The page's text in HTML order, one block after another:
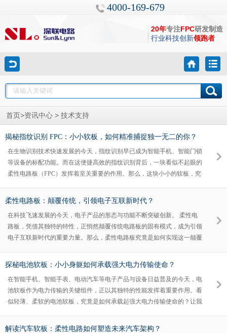
4000-169-679
20年专注FPC研发制造
行业科技创新领跑者
首页 >资讯中心 > 技术支持
揭秘指纹识别 FPC：小小软板，如何精准捕捉独一无二的你？
在生物识别技术快速发展的今天，指纹识别早已成为智能手机、智能门锁
等设备的标配功能。而在这便捷高效的指纹识别背后，一块看似不起眼的
柔性电路板（FPC）发挥着至关重要的作用。那么，这块小小的软板，究
柔性电路板：颠覆传统，引领电子互联新时代？
在科技飞速发展的今天，电子产品的形态与功能不断突破创新。 柔性电
路板，凭借其独特的特性，正悄然颠覆传统电路板的固有模式，成为引领
电子互联新时代的重要力量。那么，柔性电路板究竟是如何实现这一颠覆
探秘电池软板：小小身躯如何承载强大电力传输使命？
在智能手机、智能手表、电动汽车等电子产品与设备日益普及的今天，电
池软板作为电力传输的关键组件，正以其独特的性能发挥着重要作用。看
似轻薄、柔软的电池软板，究竟是如何承载起强大电力传输使命的？让我
解读汽车软板：柔性电路如何塑造未来汽车架构？